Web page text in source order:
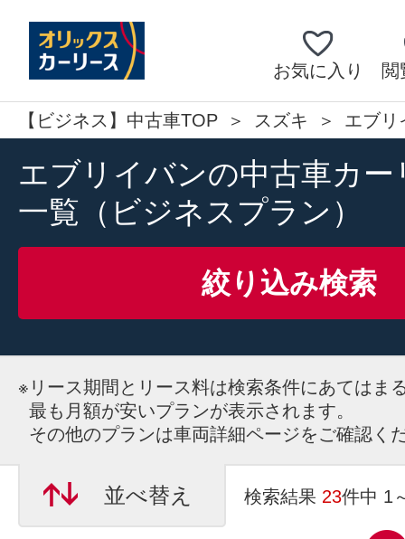
お気に入り 閲
【ビジネス】中古車TOP スズキ エブリ
エブリイバンの中古車カー
一覧（ビジネスプラン）
絞り込み検索
※ リース期間とリース料は検索条件にあてはま
最も月額が安いプランが表示されます。
その他のプランは車両詳細ページをご確認く
並べ替え 検索結果 23件中 1